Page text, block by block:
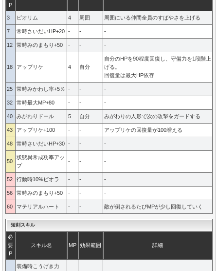
P
3 ピオリム 4 周囲 周囲にいる仲間全員のすばやさを上げる
7 常時さいだいHP+20 - - -
12 常時みのまもり+50 - - -
18 アップリケ 4 自分
自分のHPを90程度回復し、守備力を1段階上
げる。
回復量は最大HP依存
25 常時みかわし率+5％ - - -
32 常時最大MP+80 - - -
40 みがわりドール 5 自分 みがわりの人形で次の攻撃をガードする
43 アップリケ+100 - - アップリケの回復量が100増える
48 常時さいだいHP+30 - - -
50
状態異常成功率アッ
プ
- - -
52 行動時10%ピオラ - - -
56 常時みのまもり+50 - - -
60 マテリアルハート - - 敵が倒されるたびMPが少し回復していく
短剣スキル
必
要
P
スキル名 MP 効果範囲 詳細
装備時こうげき力